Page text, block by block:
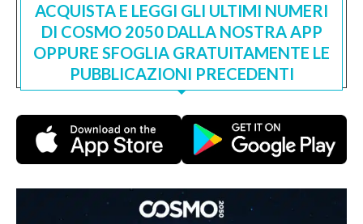
ACQUISTA E LEGGI GLI ULTIMI NUMERI
DI COSMO 2050 DALLA NOSTRA APP
OPPURE SFOGLIA GRATUITAMENTE LE
PUBBLICAZIONI PRECEDENTI